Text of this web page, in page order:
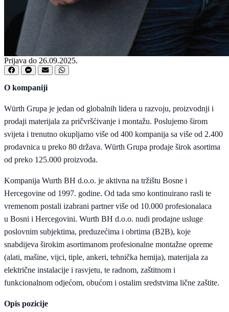
Prijava do 26.09.2025.
O kompaniji
Würth Grupa je jedan od globalnih lidera u razvoju, proizvodnji i
prodaji materijala za pričvršćivanje i montažu. Poslujemo širom
svijeta i trenutno okupljamo više od 400 kompanija sa više od 2.400
prodavnica u preko 80 država. Würth Grupa prodaje širok asortima
od preko 125.000 proizvoda.
Kompanija Wurth BH d.o.o. je aktivna na tržištu Bosne i
Hercegovine od 1997. godine. Od tada smo kontinuirano rasli te
vremenom postali izabrani partner više od 10.000 profesionalaca
u Bosni i Hercegovini. Wurth BH d.o.o. nudi prodajne usluge
poslovnim subjektima, preduzećima i obrtima (B2B), koje
snabdijeva širokim asortimanom profesionalne montažne opreme
(alati, mašine, vijci, tiple, ankeri, tehnička hemija), materijala za
električne instalacije i rasvjetu, te radnom, zaštitnom i
funkcionalnom odjećom, obućom i ostalim sredstvima lične zaštite.
Opis pozicije